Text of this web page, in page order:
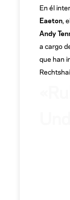
En él
Eaeton,
Andy
a cargo
que han